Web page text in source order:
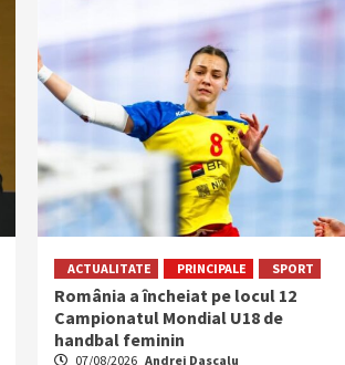
ACTUALITATE PRINCIPALE SPORT
România a încheiat pe locul 12
Campionatul Mondial U18 de
handbal feminin
07/08/2026 Andrei Dascalu